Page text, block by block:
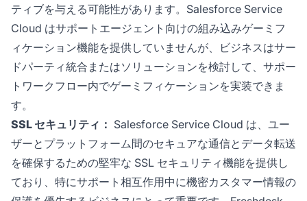
ティブを与える可能性があります。Salesforce Service
Cloud はサポートエージェント向けの組み込みゲーミフ
ィケーション機能を提供していませんが、ビジネスはサー
ドパーティ統合またはソリューションを検討して、サポー
トワークフロー内でゲーミフィケーションを実装できま
す。
SSL セキュリティ： Salesforce Service Cloud は、ユー
ザーとプラットフォーム間のセキュアな通信とデータ転送
を確保するための堅牢な SSL セキュリティ機能を提供し
ており、特にサポート相互作用中に機密カスタマー情報の